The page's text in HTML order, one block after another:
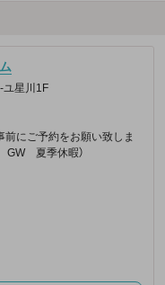
ユ星川1F
にご予約をお願い致しま
GW 夏季休暇）